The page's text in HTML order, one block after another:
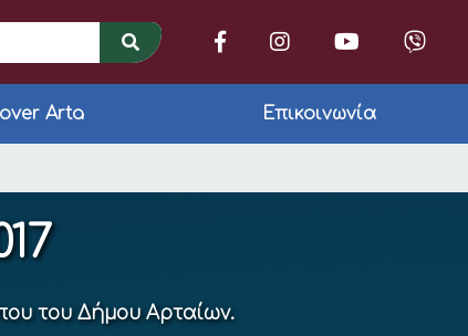
Arta Επικοινωνία
του Δήμου Αρταίων.